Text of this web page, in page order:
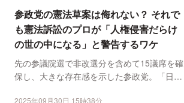
参政党の憲法草案は侮れない？ それで
も憲法訴訟のプロが「人権侵害だらけ
の世の中になる」と警告するワケ
先の参議院選で非改選分を含めて15議席を確
保し、大きな存在感を示した参政党。「日本
2025年09月30日 15時38分